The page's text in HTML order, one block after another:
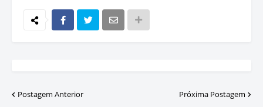
Postagem Anterior Próxima Postagem